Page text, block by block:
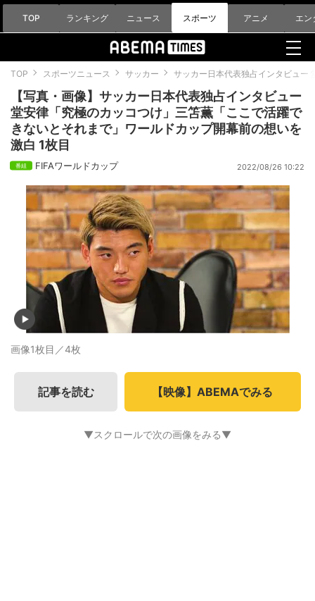
TOP ランキング ニュース スポーツ アニメ エン
TOP スポーツニュース サッカー サッカー日本代表独占インタビュー
【写真・画像】サッカー日本代表独占インタビュー
堂安律「究極のカッコつけ」三笘薫「ここで活躍で
きないとそれまで」ワールドカップ開幕前の想いを
激白 1枚目
FIFAワールドカップ 2022/08/26 10:22
画像1枚目／4枚
記事を読む 【映像】ABEMAでみる
▼スクロールで次の画像をみる▼